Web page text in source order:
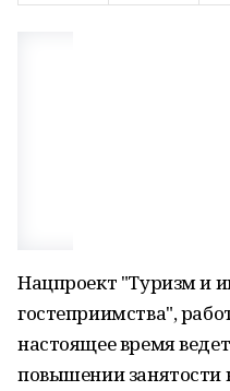
Нацпроект "Туризм и
гостеприимства",
настоящее время
повышении занятости